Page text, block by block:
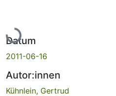
Lade...
Datum
2011-06-16
Autor:innen
Kühnlein, Gertrud